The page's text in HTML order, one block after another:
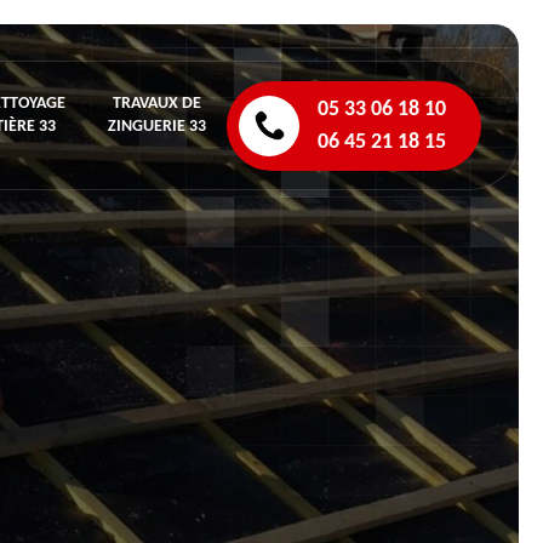
33
TRAVAUX DE
ZINGUERIE 33
05 33 06 18 10
06 45 21 18 15